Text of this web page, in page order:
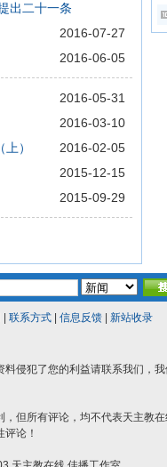
出二十一条
2016-07-27
2016-06-05
2016-05-31
2016-03-10
）
2016-02-05
2015-12-15
2015-09-29
联系方式| 信息反馈| 新站收录
侵犯了您的利益请联系我们，
但所有评论，均不代表天主教在
论！